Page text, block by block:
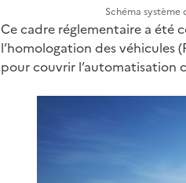
Schéma
Ce cadre réglementaire a été
l’homologation des véhicules
pour couvrir l’automatisation